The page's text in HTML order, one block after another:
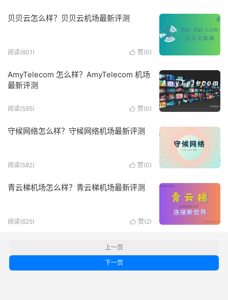
贝贝云怎么样？贝贝云机场最新评测
 赞(0)
阅读(601)
AmyTelecom 怎么样？AmyTelecom 机场
最新评测
 赞(0)
阅读(595)
守候网络怎么样？守候网络机场最新评测
 赞(0)
阅读(582)
青云梯机场怎么样？青云梯机场最新评测
 赞(2)
阅读(625)
上一页
下一页